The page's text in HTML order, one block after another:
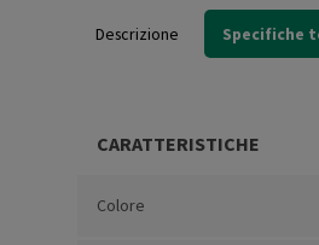
Descrizione Specifiche
CARATTERISTICHE
Colore